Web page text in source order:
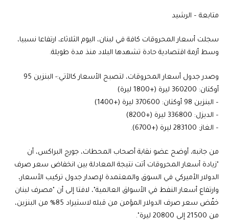
متابعة – الرشيد
سجلت أسعار المحروقات كافة في لبنان، اليوم الثلاثاء، ارتفاعا نسبيا،
وسط أزمة اقتصادية حادة تشهدها البلاد منذ مدة طويلة.
وصدر جدول أسعار المحروقات، لتصبح الأسعار كالآتي: - البنزين 95
أوكتان: 360200 ليرة (+1800 ليرة)
– البنزين 98 أوكتان: 370600 ليرة (+1400)
– الديزل: 336800 ليرة (+8200)
– الغاز: 283100 ليرة (+6700).
من جانبه، أوضح عضو نقابة أصحاب المحطات، جورج البراكس، أن
"زيادة أسعار المحروقات أتت نتيجة المعادلة بين انخفاض سعر صرف
الدولار الأميركي في السوق والمعتمدة لإصدار جدول تركيب الأسعار،
وارتفاع أسعار النفط في الأسواق العالمية"، لافتا إلى أن "مصرف لبنان
خفّض سعر صرف الدولار المؤمن من قبله لاستيراد 85% من البنزين،
من 21500 إلى 20800 ليرة".